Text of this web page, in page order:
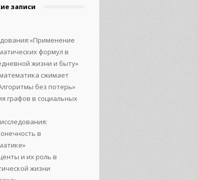
записи
формул в
жизни и быту»
сжимает
без потерь»
графов в социальных
в
и их роль в
жизни